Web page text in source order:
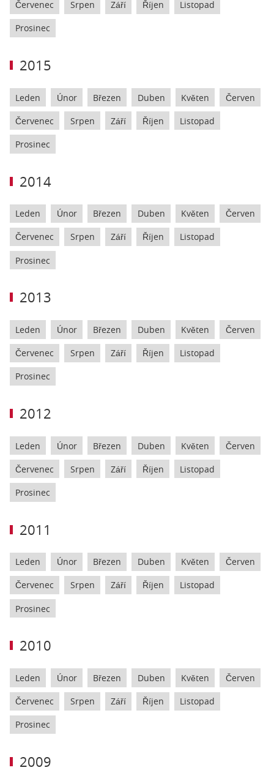
Červenec Srpen Září Říjen Listopad
Prosinec
2015
Leden Únor Březen Duben Květen Červen
Červenec Srpen Září Říjen Listopad
Prosinec
2014
Leden Únor Březen Duben Květen Červen
Červenec Srpen Září Říjen Listopad
Prosinec
2013
Leden Únor Březen Duben Květen Červen
Červenec Srpen Září Říjen Listopad
Prosinec
2012
Leden Únor Březen Duben Květen Červen
Červenec Srpen Září Říjen Listopad
Prosinec
2011
Leden Únor Březen Duben Květen Červen
Červenec Srpen Září Říjen Listopad
Prosinec
2010
Leden Únor Březen Duben Květen Červen
Červenec Srpen Září Říjen Listopad
Prosinec
2009